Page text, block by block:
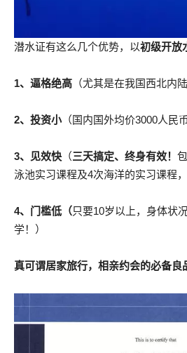
潜水证有这么几个优势，以初级开放
1、逼格绝高 （尤其是在我国西北内陆
2、投资小（国内国外均价3000人民币
3、见效快 （三天搞定、终身有效！
泳池实习课程及4次海洋的实习课程
4、门槛低（只要10岁以上，身体状
学！）
真可谓居家旅行，相亲约会的必备良